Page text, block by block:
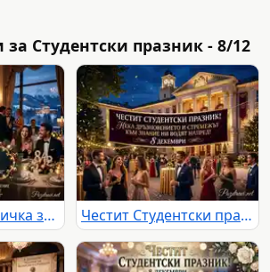
Студентски празник - 8/12
Празнична картичка за 8 декември: Елегантни студенти празнуват в луксозна обстановка със зимна гледка. Честит Студентски празник! Елегантно тържество пред университета на 8 декември с пожелания за знание и напредък.